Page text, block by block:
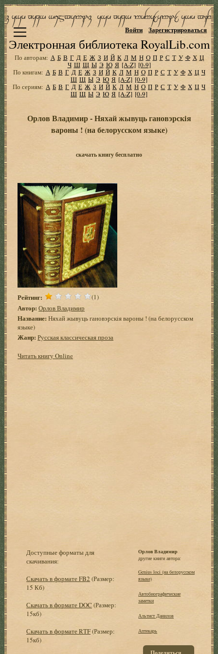
Электронная библиотека RoyalLib.com
Войти Зарегистрироваться
По авторам: А Б В Г Д Е Ж З И Й К Л М Н О П Р С Т У Ф Х Ц
Ч Ш Щ Ы Э Ю Я [A-Z] [0-9]
По книгам: А Б В Г Д Е Ж З И Й К Л М Н О П Р С Т У Ф Х Ц Ч
Ш Щ Ы Э Ю Я [A-Z] [0-9]
По сериям: А Б В Г Д Е Ж З И Й К Л М Н О П Р С Т У Ф Х Ц Ч
Ш Щ Ы Э Ю Я [A-Z] [0-9]
Орлов Владимир - Няхай жывуць гановэрскiя
вароны ! (на белорусском языке)
скачать книгу бесплатно
Рейтинг: (1)
Автор: Орлов Владимир
Название: Няхай жывуць гановэрскiя вароны ! (на белорусском
языке)
Жанр: Русская классическая проза
Читать книгу Online
Доступные форматы для
скачивания:
Скачать в формате FB2 (Размер:
15 Кб)
Скачать в формате DOC (Размер:
15кб)
Скачать в формате RTF(Размер:
15кб)
Орлов Владимир
другие книги автора:
Genius loci (на белорусском
языке)
Автобиографические
заметки
Альтист Данилов
Аптекарь